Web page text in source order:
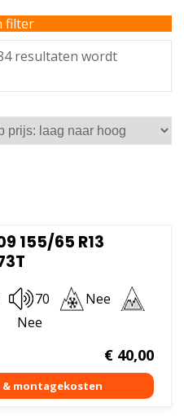
filter
resultaten wordt
155/65 R13
70
Nee
Nee
€40,00